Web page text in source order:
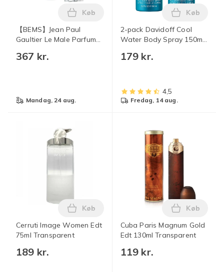
【BEMS】Jean Paul
Gaultier Le Male Parfume
125ml-Grøn
367 kr.
Læg 【BEMS】Jean Paul Gaultier Le
Køb
mandag, 24 aug.
2-pack Davidoff Cool
Water Body Spray 150ml
179 kr.
Læg 2-
Køb
4,5
fredag, 14 aug.
Cerruti Image Women Edt
75ml Transparent
189 kr.
Læg Cerruti Image Women Edt 75ml
Køb
Cuba Paris Magnum Gold
Edt 130ml Transparent
119 kr.
Læg Cuba
Køb